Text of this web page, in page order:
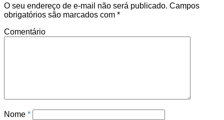
O seu endereço de e-mail não será publicado. Campos
obrigatórios são marcados com *
Comentário
Nome *